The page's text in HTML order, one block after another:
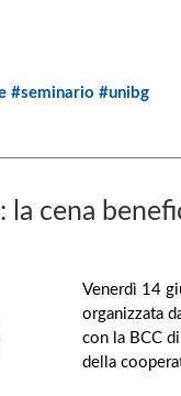
#seminario #unibg
la cena
Venerdì 14
organizzata
con la BCC
della